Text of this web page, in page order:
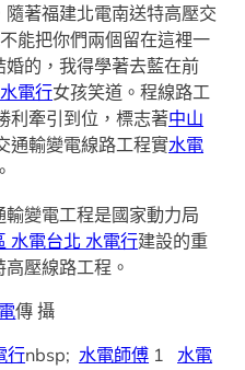
著福建北電南送特高壓交
能把你們兩個留在這裡一
的，我得學著去藍在前
電行女孩笑道。程線路工
利牽引到位，標志著中山
通輸變電線路工程實水電
變電工程是國家動力局
水電台北 水電行建設的重
壓線路工程。
傳 攝
行nbsp;水電師傅 1水電